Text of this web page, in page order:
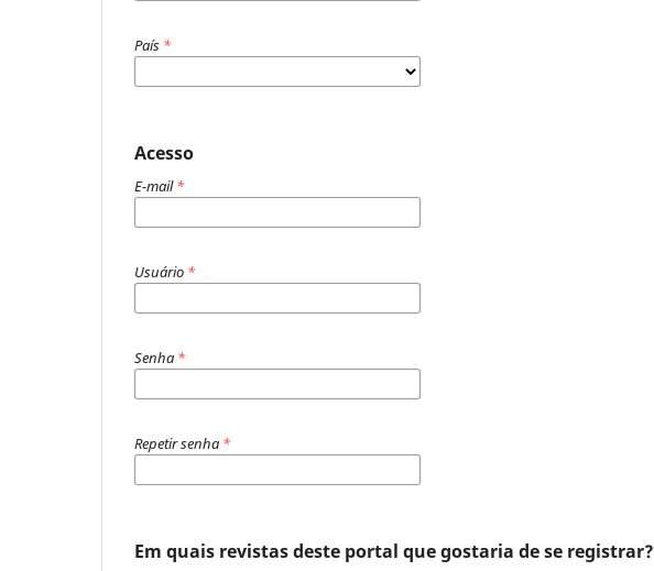
País *
Acesso
E-mail*
Usuário *
Senha *
Repetir senha *
Em quais revistas deste portal que gostaria de se registrar?